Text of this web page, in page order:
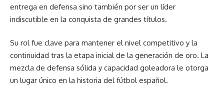
entrega en defensa sino también por ser un líder
indiscutible en la conquista de grandes títulos.
Su rol fue clave para mantener el nivel competitivo y la
continuidad tras la etapa inicial de la generación de oro. La
mezcla de defensa sólida y capacidad goleadora le otorga
un lugar único en la historia del fútbol español.